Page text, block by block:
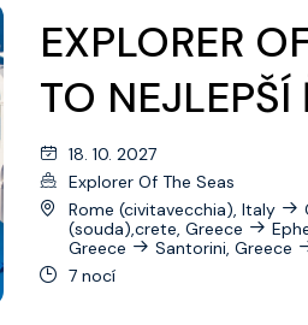
EXPLORER
TO NEJLEPŠÍ
18. 10. 2027
Explorer Of The Seas
Rome (civitavecchia), Italy
(souda),crete, Greece
Greece
Santorini, Greece
7 nocí